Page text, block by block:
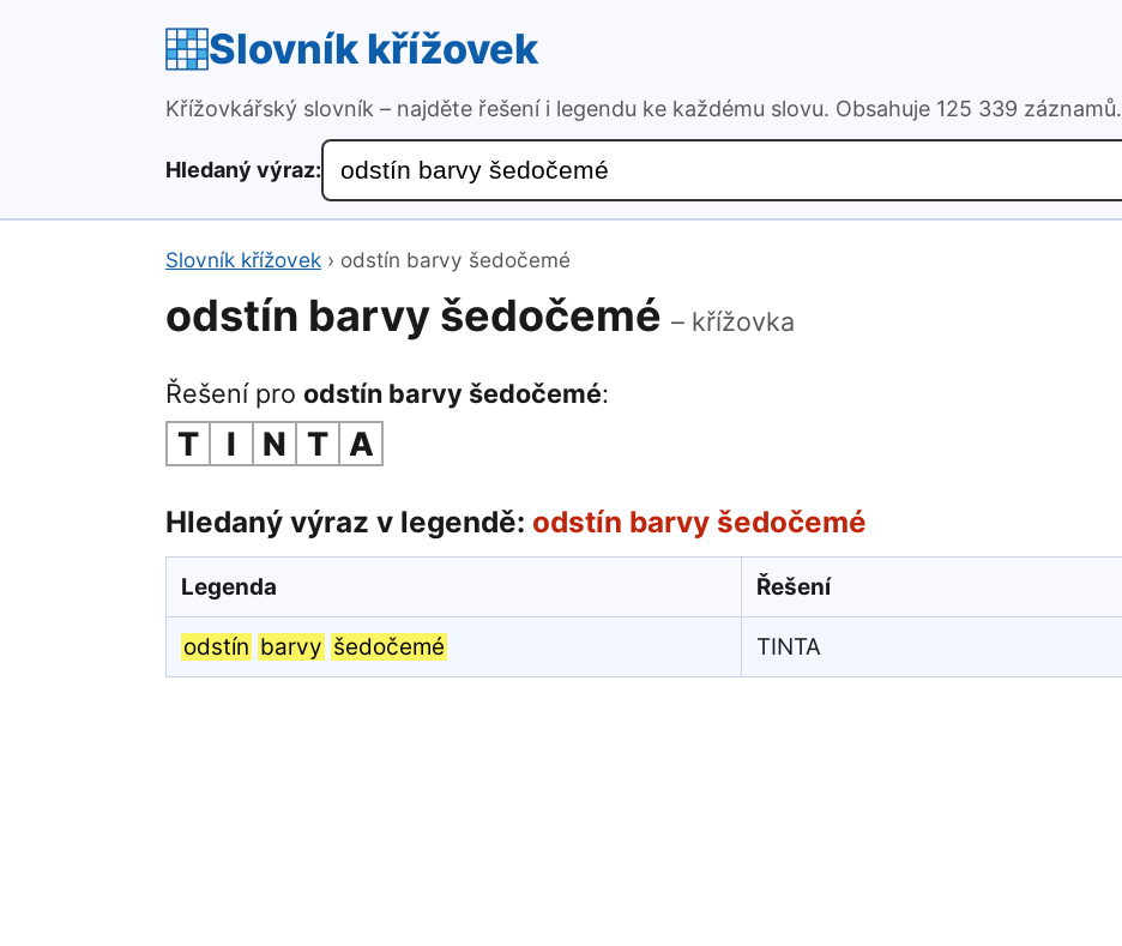
Slovník křížovek
Křížovkářský slovník – najděte řešení i legendu ke každému slovu. Obsahuje 125 339 záznamů.
Hledaný výraz:
Slovník křížovek › odstín barvy šedočemé
odstín barvy šedočemé – křížovka
Řešení pro odstín barvy šedočemé:
T I N T A
Hledaný výraz v legendě: odstín barvy šedočemé
Legenda Řešení
odstín barvy šedočemé TINTA